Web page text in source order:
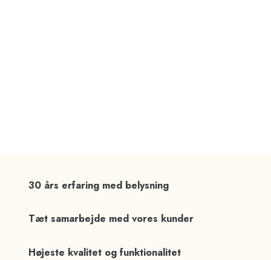
30 års erfaring med belysning
Tæt samarbejde med vores kunder
Højeste kvalitet og funktionalitet